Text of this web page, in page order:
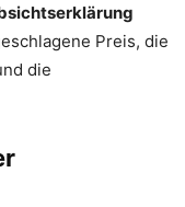
Preis, die
die